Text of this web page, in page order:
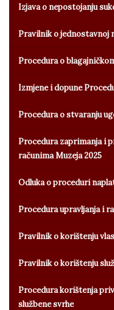
Izjava o nepostojanju
Pravilnik o jednostavnoj
Procedura o
Izmjene i dopune
Procedura o stvaranju
Procedura zaprimanja i
računima Muzeja 2025
Odluka o proceduri
Procedura upravljanja i
Pravilnik o korištenju
Pravilnik o korištenju
Procedura korištenja
službene svrhe